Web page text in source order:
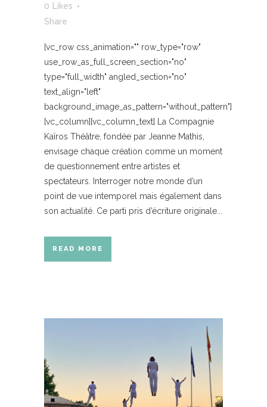
0 Likes
Share
[vc_row css_animation="" row_type="row"
use_row_as_full_screen_section="no"
type="full_width" angled_section="no"
text_align="left"
background_image_as_pattern="without_pattern"]
[vc_column][vc_column_text] La Compagnie
Kaïros Théâtre, fondée par Jeanne Mathis,
envisage chaque création comme un moment
de questionnement entre artistes et
spectateurs. Interroger notre monde d’un
point de vue intemporel mais également dans
son actualité. Ce parti pris d’écriture originale...
READ MORE